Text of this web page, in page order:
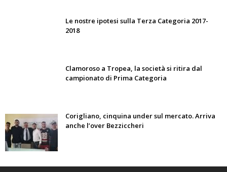
Le nostre ipotesi sulla Terza Categoria 2017-
2018
Clamoroso a Tropea, la società si ritira dal
campionato di Prima Categoria
Corigliano, cinquina under sul mercato. Arriva
anche l’over Bezziccheri